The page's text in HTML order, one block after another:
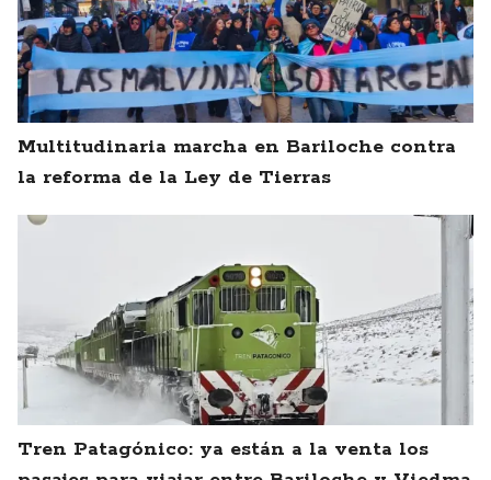
Multitudinaria marcha en Bariloche contra
la reforma de la Ley de Tierras
Tren Patagónico: ya están a la venta los